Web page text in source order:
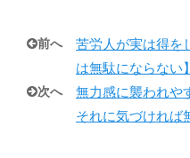
前へ
苦労人が実は得を
は無駄にならない】
次へ
無力感に襲われや
それに気づければ